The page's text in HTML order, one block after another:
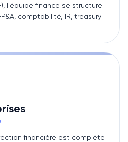
l'équipe finance se structure
comptabilité, IR, treasury
financière est complète